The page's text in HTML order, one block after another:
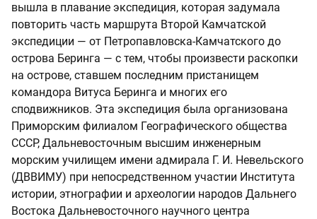
вышла в плавание экспедиция, которая задумала
повторить часть маршрута Второй Камчатской
экспедиции — от Петропавловска-Камчатского до
острова Беринга — с тем, чтобы произвести раскопки
на острове, ставшем последним пристанищем
командора Витуса Беринга и многих его
сподвижников. Эта экспедиция была организована
Приморским филиалом Географического общества
СССР, Дальневосточным высшим инженерным
морским училищем имени адмирала Г. И. Невельского
(ДВВИМУ) при непосредственном участии Института
истории, этнографии и археологии народов Дальнего
Востока Дальневосточного научного центра